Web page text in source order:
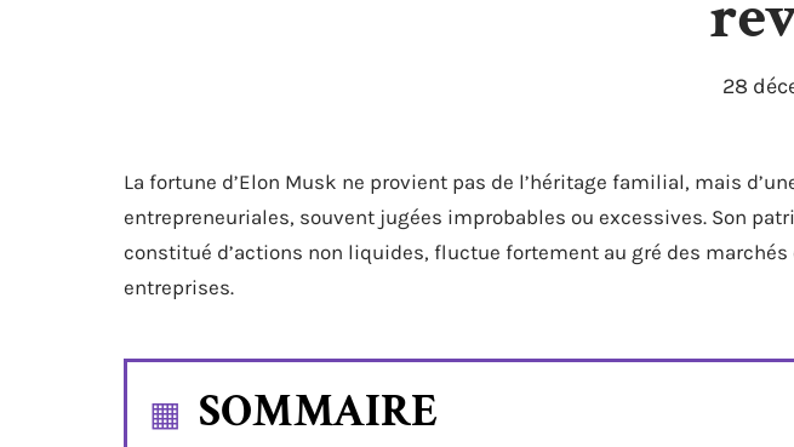
28
La fortune d’Elon Musk ne provient pas de l’héritage familial, mais
entrepreneuriales, souvent jugées improbables ou excessives. Son
constitué d’actions non liquides, fluctue fortement au gré des
entreprises.
SOMMAIRE